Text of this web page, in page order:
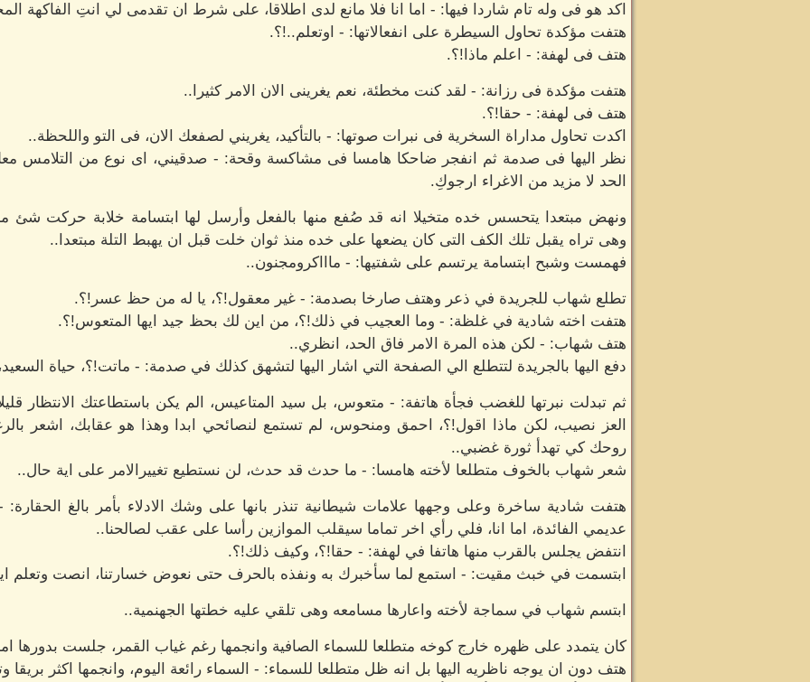
اكد هو فى وله تام شاردا فيها: - اما انا فلا مانع لدى اطلاقا، على شرط ان تقدمى لي انتِ الفاكهة
هتفت مؤكدة تحاول السيطرة على انفعالاتها: - اوتعلم..!؟.
هتف فى لهفة: - اعلم ماذا!؟.
هتفت مؤكدة فى رزانة: - لقد كنت مخطئة، نعم يغرينى الان الامر كثيرا..
هتف فى لهفة: - حقا!؟.
اكدت تحاول مداراة السخرية فى نبرات صوتها: - بالتأكيد، يغريني لصفعك الان، فى التو واللحظة..
نظر اليها فى صدمة ثم انفجر ضاحكا هامسا فى مشاكسة وقحة: - صدقيني، اى نوع من التلامس
الحد لا مزيد من الاغراء ارجوكِ.
ونهض مبتعدا يتحسس خده متخيلا انه قد صُفع منها بالفعل وأرسل لها ابتسامة خلابة حركت شئ ما
وهى تراه يقبل تلك الكف التى كان يضعها على خده منذ ثوان خلت قبل ان يهبط التلة مبتعدا..
فهمست وشبح ابتسامة يرتسم على شفتيها: - ماااكرومجنون..
تطلع شهاب للجريدة في ذعر وهتف صارخا بصدمة: - غير معقول!؟، يا له من حظ عسر!؟.
هتفت اخته شادية في غلظة: - وما العجيب في ذلك!؟، من اين لك بحظ جيد ايها المتعوس!؟.
هتف شهاب: - لكن هذه المرة الامر فاق الحد، انظري..
دفع اليها بالجريدة لتتطلع الي الصفحة التي اشار اليها لتشهق كذلك في صدمة: - ماتت!؟، حياة
ثم تبدلت نبرتها للغضب فجأة هاتفة: - متعوس، بل سيد المتاعيس، الم يكن باستطاعتك الانتظار
العز نصيب، لكن ماذا اقول!؟، احمق ومنحوس، لم تستمع لنصائحي ابدا وهذا هو عقابك، اشعر
روحك كي تهدأ ثورة غضبي..
شعر شهاب بالخوف متطلعا لأخته هامسا: - ما حدث قد حدث، لن نستطيع تغييرالامر على اية حال..
هتفت شادية ساخرة وعلى وجهها علامات شيطانية تنذر بانها على وشك الادلاء بأمر بالغ الحقارة:
عديمي الفائدة، اما انا، فلي رأي اخر تماما سيقلب الموازين رأسا على عقب لصالحنا..
انتفض يجلس بالقرب منها هاتفا في لهفة: - حقا!؟، وكيف ذلك!؟.
ابتسمت في خبث مقيت: - استمع لما سأخبرك به ونفذه بالحرف حتى نعوض خسارتنا، انصت وتعلم
ابتسم شهاب في سماجة لأخته واعارها مسامعه وهى تلقي عليه خطتها الجهنمية..
كان يتمدد على ظهره خارج كوخه متطلعا للسماء الصافية وانجمها رغم غياب القمر، جلست بدورها
هتف دون ان يوجه ناظريه اليها بل انه ظل متطلعا للسماء: - السماء رائعة اليوم، وانجمها اكثر بريقا